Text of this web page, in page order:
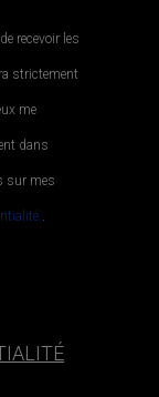
recevoir les
strictement
me
dans
sur mes
.